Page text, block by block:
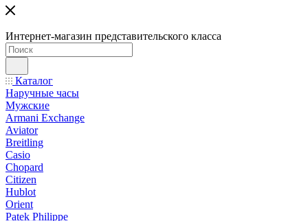
Интернет-магазин представительского класса
Каталог
Наручные часы
Мужские
Armani Exchange
Aviator
Breitling
Casio
Chopard
Citizen
Hublot
Orient
Patek Philippe